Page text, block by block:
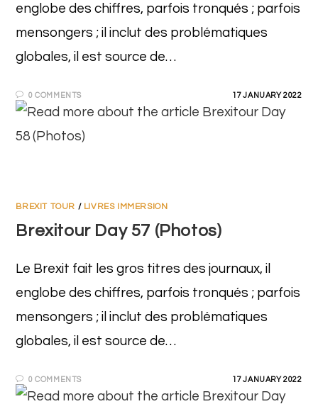
englobe des chiffres, parfois tronqués ; parfois
mensongers ; il inclut des problématiques
globales, il est source de…
0 COMMENTS 17 JANUARY 2022
BREXIT TOUR / LIVRES IMMERSION
Brexitour Day 57 (Photos)
Le Brexit fait les gros titres des journaux, il
englobe des chiffres, parfois tronqués ; parfois
mensongers ; il inclut des problématiques
globales, il est source de…
0 COMMENTS 17 JANUARY 2022